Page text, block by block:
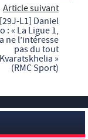
Article suivant
[29J-L1] Daniel
: « La Ligue 1,
ne l’intéresse
pas du tout
Kvaratskhelia »
(RMC Sport)